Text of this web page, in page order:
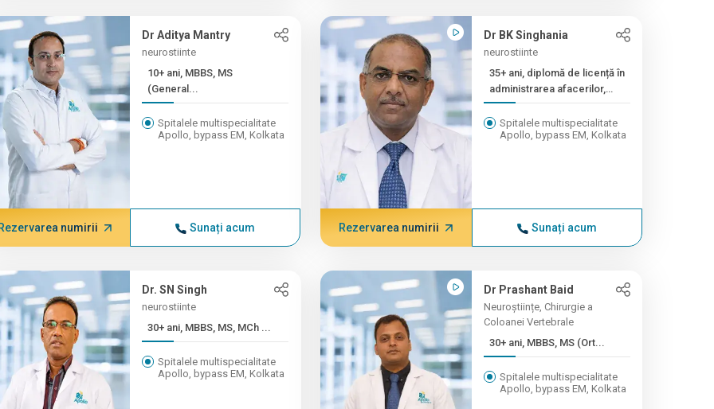
Dr Aditya Mantry
neurostiinte
10+ ani, MBBS, MS
(General...
Spitalele multispecialitate
Apollo, bypass EM, Kolkata
Rezervarea numirii Sunați acum
Dr BK Singhania
neurostiinte
35+ ani, diplomă de licență în
administrarea afacerilor,
masterat (general...
Spitalele multispecialitate
Apollo, bypass EM, Kolkata
Rezervarea numirii Sunați acum
Dr. SN Singh
neurostiinte
30+ ani, MBBS, MS, MCh ...
Spitalele multispecialitate
Apollo, bypass EM, Kolkata
Dr Prashant Baid
Neuroștiințe, Chirurgie a
Coloanei Vertebrale
30+ ani, MBBS, MS (Ort...
Spitalele multispecialitate
Apollo, bypass EM, Kolkata